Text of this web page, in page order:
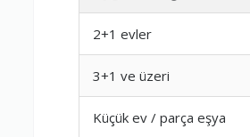
2+1 evler
3+1 ve üzeri
Küçük ev / parça eşya